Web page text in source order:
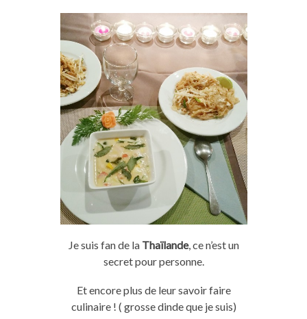
Je suis fan de la Thaïlande, ce n’est un
secret pour personne.
Et encore plus de leur savoir faire
culinaire ! ( grosse dinde que je suis)